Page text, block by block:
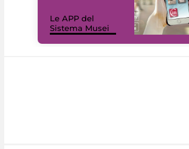
Le APP del
Sistema Musei